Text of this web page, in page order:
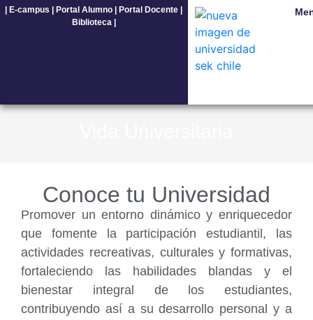
E-campus Portal Alumno Portal Docente
Biblioteca|
Conoce tu Universidad
Promover un entorno dinámico y enriquecedor
que fomente la participación estudiantil, las
actividades recreativas, culturales y formativas,
fortaleciendo las habilidades blandas y el
bienestar integral de los estudiantes,
contribuyendo así a su desarrollo personal y a